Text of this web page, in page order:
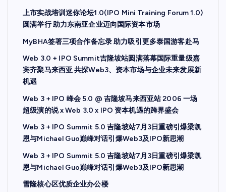
上市实战培训迷你论坛1.0(IPO Mini Training Forum 1.0)
圆满举行 助力东南亚企业迈向国际资本市场
MyBHA签署三项合作备忘录 助力吸引更多泰国游客赴马
Web 3.0 + IPO Summit吉隆坡站圆满落幕国际重量级嘉
宾齐聚马来西亚 共探Web3、资本市场与企业未来发展新
机遇
Web 3 + IPO 峰会 5.0 @ 吉隆坡马来西亚站 2006 一场
超级演的说 x Web 3.0 x IPO 资本机遇的跨界盛会
Web 3 + IPO Summit 5.0 吉隆坡站7月3日重磅引爆梁凯
恩与Michael Guo巅峰对话引爆Web3及IPO新思潮
Web 3 + IPO Summit 5.0 吉隆坡站7月3日重磅引爆梁凯
恩与Michael Guo巅峰对话引爆Web3及IPO新思潮
雪隆核心区优质企业办公楼